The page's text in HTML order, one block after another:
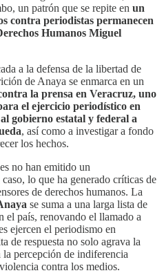
un patrón que se repite en un
contra periodistas permanecen
Humanos Miguel
a la defensa de la libertad de
de Anaya se enmarca en un
la prensa en Veracruz, uno
el ejercicio periodístico en
gobierno estatal y federal a
, así como a investigar a fondo
los hechos.
no han emitido un
lo que ha generado críticas de
de derechos humanos. La
se suma a una larga lista de
el país, renovando el llamado a
ejercen el periodismo en
de respuesta no solo agrava la
percepción de indiferencia
contra los medios.